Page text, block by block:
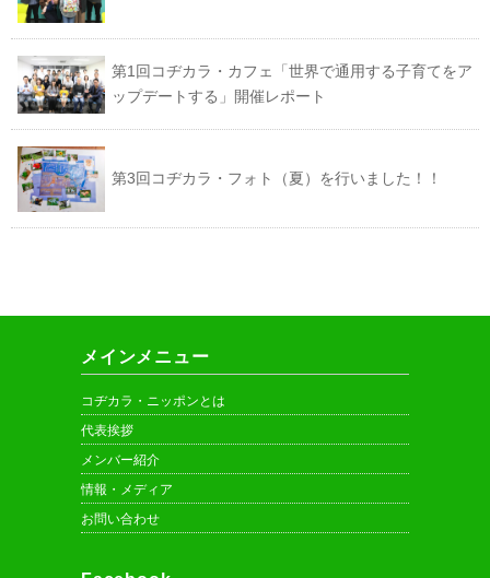
第1回コヂカラ・カフェ「世界で通用する子育てをア
ップデートする」開催レポート
第3回コヂカラ・フォト（夏）を行いました！！
メインメニュー
コヂカラ・ニッポンとは
代表挨拶
メンバー紹介
情報・メディア
お問い合わせ